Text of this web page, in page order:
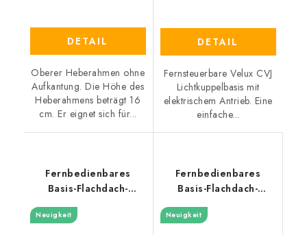
DETAIL
Oberer Heberahmen ohne
Aufkantung. Die Höhe des
Heberahmens beträgt 16
cm. Er eignet sich für...
DETAIL
Fernsteuerbare Velux CVJ
Lichtkuppelbasis mit
elektrischem Antrieb. Eine
einfache...
Fernbedienbares
Basis-Flachdach-
Fenster Velux CVJ 1210
30 cm
Neuigkeit
Fernbedienbares
Basis-Flachdach-
Fenster Velux CVJ
2220 50 cm
Neuigkeit